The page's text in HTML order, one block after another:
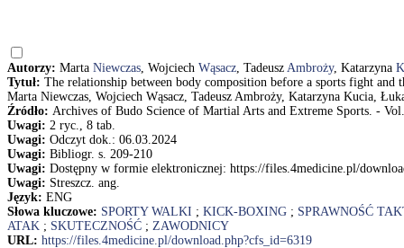
Autorzy: Marta Niewczas, Wojciech Wąsacz, Tadeusz Ambroży, Katarzyna
Tytuł: The relationship between body composition before a sports fight
Marta Niewczas, Wojciech Wąsacz, Tadeusz Ambroży, Katarzyna Kucia,
Źródło: Archives of Budo Science of Martial Arts and Extreme Sports. -
Uwagi: 2 ryc., 8 tab.
Uwagi: Odczyt dok.: 06.03.2024
Uwagi: Bibliogr. s. 209-210
Uwagi: Dostępny w formie elektronicznej: https://files.4medicine.pl/
Uwagi: Streszcz. ang.
Język: ENG
Słowa kluczowe: SPORTY WALKI ; KICK-BOXING ; SPRAWNOŚĆ
ATAK ; SKUTECZNOŚĆ ; ZAWODNICY
URL: https://files.4medicine.pl/download.php?cfs_id=6319